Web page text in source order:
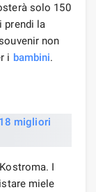
solo 150
prendi la
non
i bambini.
I
miele